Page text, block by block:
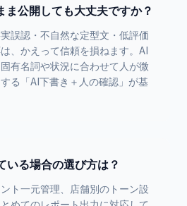
ま公開しても大丈夫ですか？
誤認・不自然な定型文・低評価
、かえって信頼を損ねます。AI
有名詞や状況に合わせて人が微
る「AI下書き＋人の確認」が基
いる場合の選び方は？
ト一元管理、店舗別のトーン設